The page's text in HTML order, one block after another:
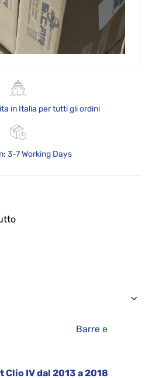
in Italia per tutti gli ordini
3-7 Working Days
e
g3
Clio IV dal 2013 a 2018